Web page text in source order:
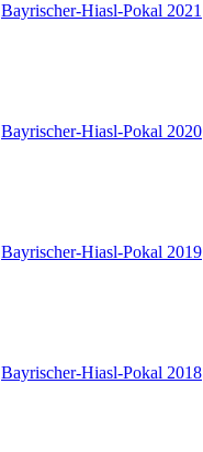
Bayrischer-Hiasl-Pokal 2021
Bayrischer-Hiasl-Pokal 2020
Bayrischer-Hiasl-Pokal 2019
Bayrischer-Hiasl-Pokal 2018